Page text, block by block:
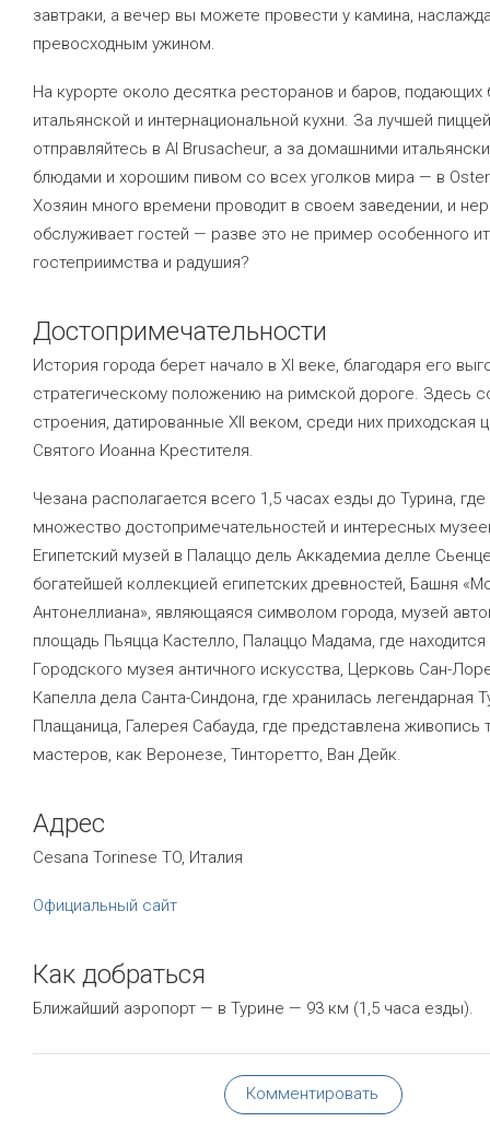
завтраки, а вечер вы можете провести у камина,
превосходным ужином.
На курорте около десятка ресторанов и баров, подающих
итальянской и интернациональной кухни. За лучшей
отправляйтесь в Al Brusacheur, а за домашними
блюдами и хорошим пивом со всех уголков мира — в
Хозяин много времени проводит в своем заведении, и
обслуживает гостей — разве это не пример особенного
гостеприимства и радушия?
Достопримечательности
История города берет начало в XI веке, благодаря его
стратегическому положению на римской дороге. Здесь
строения, датированные XII веком, среди них приходская
Святого Иоанна Крестителя.
Чезана располагается всего 1,5 часах езды до Турина, где
множество достопримечательностей и интересных
Египетский музей в Палаццо дель Аккадемиа делле
богатейшей коллекцией египетских древностей, Башня
Антонеллиана», являющаяся символом города, музей
площадь Пьяцца Кастелло, Палаццо Мадама, где
Городского музея античного искусства, Церковь Сан-
Капелла дела Санта-Синдона, где хранилась легендарная
Плащаница, Галерея Сабауда, где представлена живопись
мастеров, как Веронезе, Тинторетто, Ван Дейк.
Адрес
Cesana Torinese TO, Италия
Официальный сайт
Как добраться
Ближайший аэропорт — в Турине — 93 км (1,5 часа езды).
Комментировать